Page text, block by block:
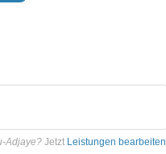
Adjaye? Jetzt Leistungen bearbeiten